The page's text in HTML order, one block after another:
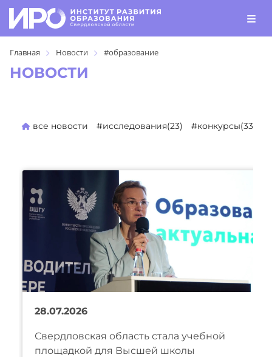
Главная Новости #образование
НОВОСТИ
все новости #исследования(23) #конкурсы(330)
28.07.2026
Свердловская область стала учебной
площадкой для Высшей школы